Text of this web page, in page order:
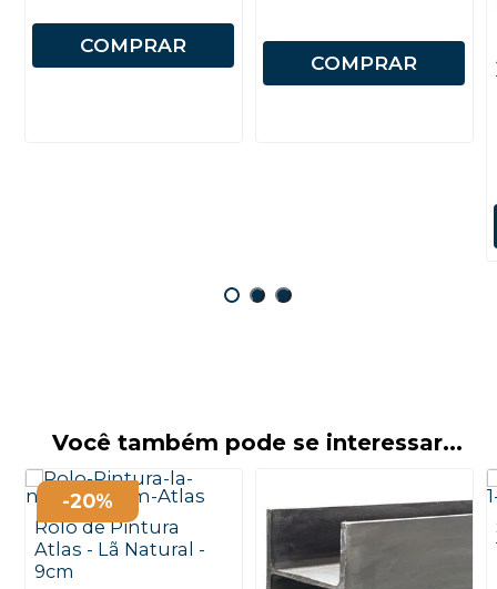
COMPRAR
COMPRAR
Você também pode se interessar...
Rolo de Pintura
Atlas - Lã Natural -
9cm
-20%